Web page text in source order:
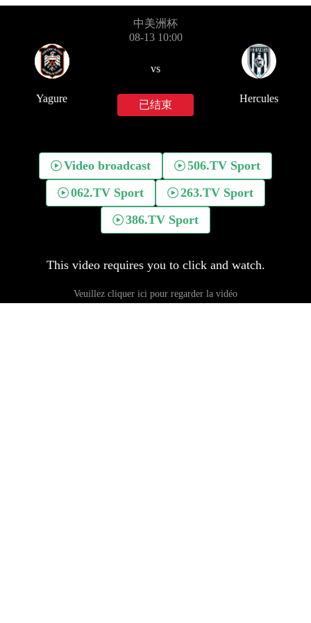
中美洲杯
08-13 10:00
Yagure
vs
已结束
Hercules
Video broadcast
506.TV Sport
062.TV Sport
263.TV Sport
386.TV Sport
This video requires you to click and watch.
Veuillez cliquer ici pour regarder la vidéo